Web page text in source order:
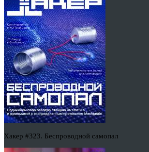
Хакер #323. Беспроводной самопал